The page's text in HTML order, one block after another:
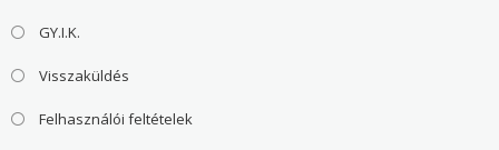
GY.I.K.
Visszaküldés
Felhasználói feltételek